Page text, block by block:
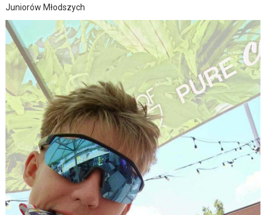
Juniorów Młodszych